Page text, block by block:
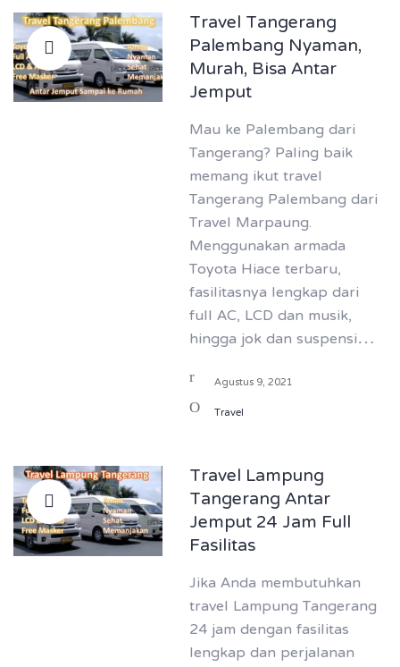
Travel Tangerang
Palembang Nyaman,
Murah, Bisa Antar
Jemput
Mau ke Palembang dari
Tangerang? Paling baik
memang ikut travel
Tangerang Palembang dari
Travel Marpaung.
Menggunakan armada
Toyota Hiace terbaru,
fasilitasnya lengkap dari
full AC, LCD dan musik,
hingga jok dan suspensi…
Agustus 9, 2021
Travel
Travel Lampung
Tangerang Antar
Jemput 24 Jam Full
Fasilitas
Jika Anda membutuhkan
travel Lampung Tangerang
24 jam dengan fasilitas
lengkap dan perjalanan